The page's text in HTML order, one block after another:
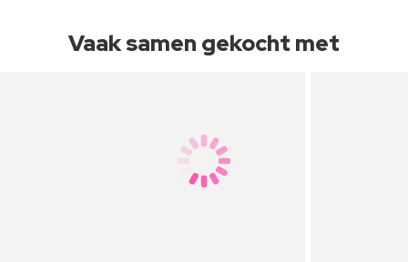
Vaak samen gekocht met